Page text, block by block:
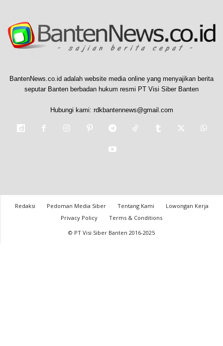
BantenNews.co.id adalah website media online yang menyajikan berita
seputar Banten berbadan hukum resmi PT Visi Siber Banten
Hubungi kami: rdkbantennews@gmail.com
Redaksi Pedoman Media Siber Tentang Kami
Lowongan Kerja
Privacy Policy
Terms & Conditions
© PT Visi Siber Banten 2016-2025